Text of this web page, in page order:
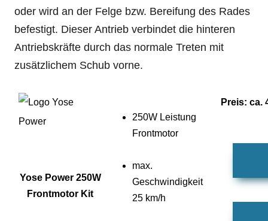
oder wird an der Felge bzw. Bereifung des Rades
befestigt. Dieser Antrieb verbindet die hinteren
Antriebskräfte durch das normale Treten mit
zusätzlichem Schub vorne.
Yose Power 250W
Frontmotor Kit
250W Leistung
Frontmotor
max.
Geschwindigkeit
25 km/h
Preis: ca.